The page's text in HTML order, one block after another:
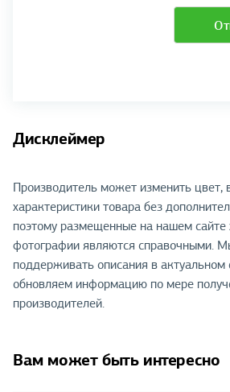
Дисклеймер
Производитель может изменить цвет,
характеристики товара без
поэтому размещенные на нашем сайте
фотографии являются справочными.
поддерживать описания в актуальном
обновляем информацию по мере
производителей.
Вам может быть интересно